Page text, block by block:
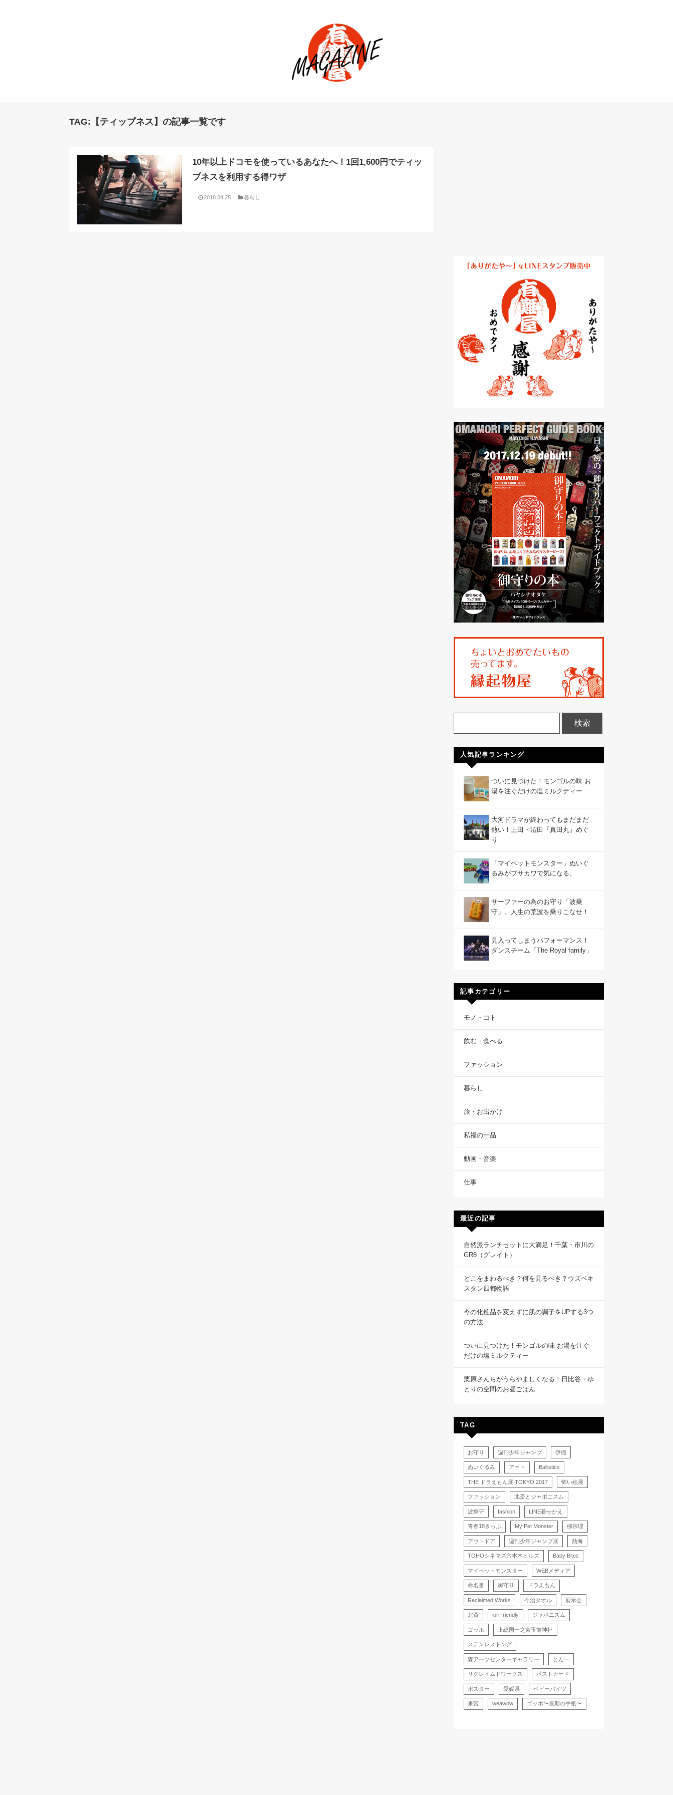
TAG:【ティップネス】の記事一覧です
10年以上ドコモを使っているあなたへ！1回1,600円でティッ
プネスを利用する得ワザ
2018.04.25 暮らし
人気記事ランキング
ついに見つけた！モンゴルの味 お
湯を注ぐだけの塩ミルクティー
大河ドラマが終わってもまだまだ
熱い！上田・沼田『真田丸』めぐ
り
「マイペットモンスター」ぬいぐ
るみがブサカワで気になる。
サーファーの為のお守り「波乗
守」。人生の荒波を乗りこなせ！
見入ってしまうパフォーマンス！
ダンスチーム「The Royal family」
記事カテゴリー
モノ・コト
飲む・食べる
ファッション
暮らし
旅・お出かけ
私福の一品
動画・音楽
仕事
最近の記事
自然派ランチセットに大満足！千葉・市川の
GR8（グレイト）
どこをまわるべき？何を見るべき？ウズベキ
スタン四都物語
今の化粧品を変えずに肌の調子をUPする3つ
の方法
ついに見つけた！モンゴルの味 お湯を注ぐ
だけの塩ミルクティー
栗原さんちがうらやましくなる！日比谷・ゆ
とりの空間のお昼ごはん
TAG
お守り 週刊少年ジャンプ 伊織
ぬいぐるみ アート Ballistics
THE ドラえもん展 TOKYO 2017 怖い絵展
ファッション 北斎とジャポニスム
波乗守 fashion LINE着せかえ
青春18きっぷ My Pet Monster 柳宗理
アウトドア 週刊少年ジャンプ展 熱海
TOHOシネマズ六本木ヒルズ Baby Bites
マイペットモンスター WEBメディア
命名書 御守り ドラえもん
Reclaimed Works 今治タオル 展示会
北斎 iori-friendly ジャポニスム
ゴッホ 上総国一之宮玉前神社
ステンレストング
森アーツセンターギャラリー とん一
リクレイムドワークス ポストカード
ポスター 愛媛県 ベビーバイツ
来宮 weawow ゴッホ〜最期の手紙〜